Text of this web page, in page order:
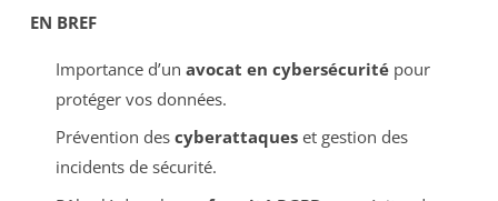
EN BREF
Importance d’un avocat en cybersécuritépour
protéger vos données.
Prévention des cyberattaqueset gestion des
incidents de sécurité.